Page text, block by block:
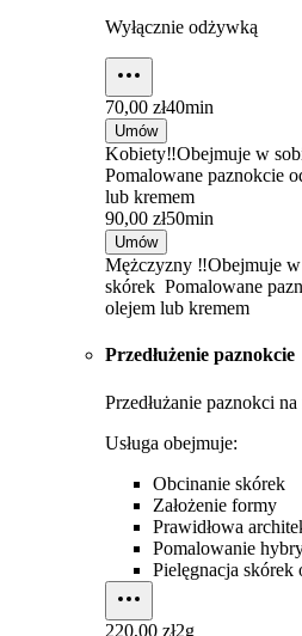
Wyłącznie odżywką
70,00 zł40min
Umów
Kobiety‼️Obejmuje w
Pomalowane paznokcie
lub kremem
90,00 zł50min
Umów
Mężczyzny ‼️Obejmuje
skórek Pomalowane
olejem lub kremem
Przedłużenie paznokcie
Przedłużanie
Usługa obejmuje:
Obcinanie skórek
Założenie formy
Prawidłowa
Pomalowanie
Pielęgnacja skórek
220,00 zł2g